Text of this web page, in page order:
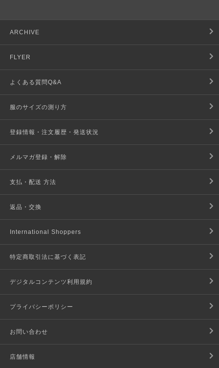
ARCHIVE
FLYER
よくある質問Q&A
服のサイズの測り方
登録情報・注文履歴・発送状況
メルマガ登録・解除
支払・配送 方法
返品・交換
International Shoppers
特定商取引法に基づく表記
デジタルコンテンツ利用規約
プライバシーポリシー
お問い合わせ
店舗情報